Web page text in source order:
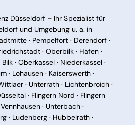
Düsseldorf – Ihr Spezialist für
und Umgebung u. a. in
· Pempelfort · Derendorf ·
· Oberbilk · Hafen ·
· Oberkassel · Niederkassel ·
· Lohausen · Kaiserswerth ·
· Unterrath · Lichtenbroich ·
· Flingern Nord · Flingern
· Unterbach ·
· Ludenberg · Hubbelrath ·